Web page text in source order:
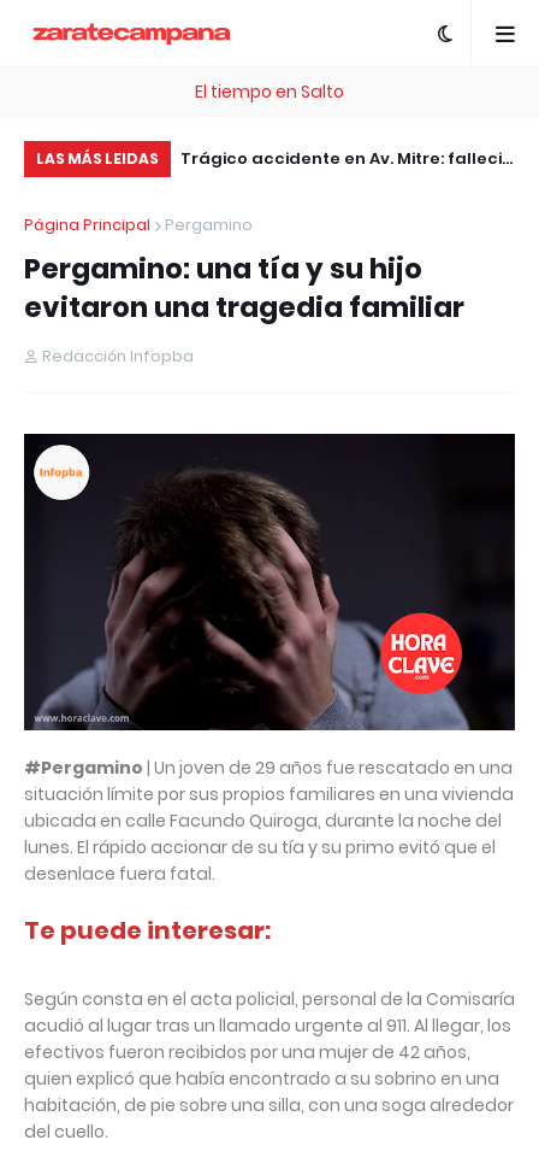
El tiempo en Salto
LAS MÁS LEIDAS
esta plataforma te
Trágico accidente en Av. Mitre: falleció
patrullero
Página Principal Pergamino
Pergamino: una tía y su hijo
evitaron una tragedia familiar
Redacción Infopba
#Pergamino | Un joven de 29 años fue rescatado en una
situación límite por sus propios familiares en una vivienda
ubicada en calle Facundo Quiroga, durante la noche del
lunes. El rápido accionar de su tía y su primo evitó que el
desenlace fuera fatal.
Te puede interesar:
Según consta en el acta policial, personal de la Comisaría
acudió al lugar tras un llamado urgente al 911. Al llegar, los
efectivos fueron recibidos por una mujer de 42 años,
quien explicó que había encontrado a su sobrino en una
habitación, de pie sobre una silla, con una soga alrededor
del cuello.